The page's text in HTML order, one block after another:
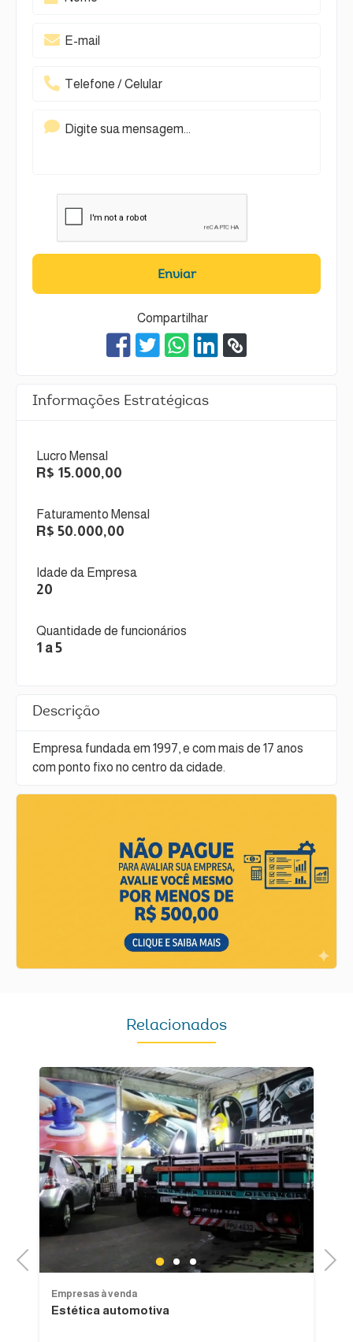
Enviar
Compartilhar
Informações Estratégicas
Lucro Mensal
R$ 15.000,00
Faturamento Mensal
R$ 50.000,00
Idade da Empresa
20
Quantidade de funcionários
1 a 5
Descrição
Empresa fundada em 1997, e com mais de 17 anos
com ponto fixo no centro da cidade.
Relacionados
Previous 1 2 3
Empresas à venda
Estética automotiva
Next